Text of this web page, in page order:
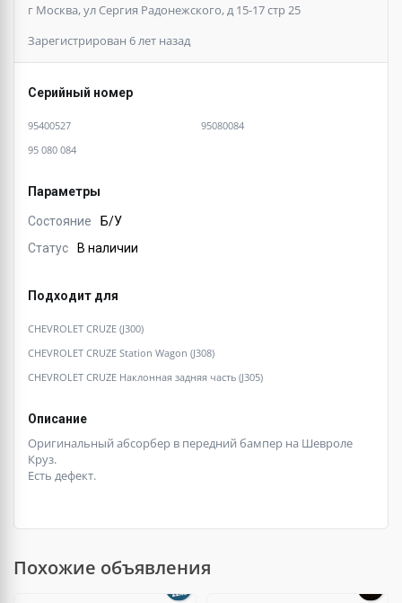
г Москва, ул Сергия Радонежского, д 15-17 стр 25
Зарегистрирован 6 лет назад
Серийный номер
95400527
95080084
95 080 084
Параметры
Состояние
Б/У
Статус
В наличии
Подходит для
CHEVROLET CRUZE (J300)
CHEVROLET CRUZE Station Wagon (J308)
CHEVROLET CRUZE Наклонная задняя часть (J305)
Описание
Оригинальный абсорбер в передний бампер на Шевроле
Круз.
Есть дефект.
Похожие объявления